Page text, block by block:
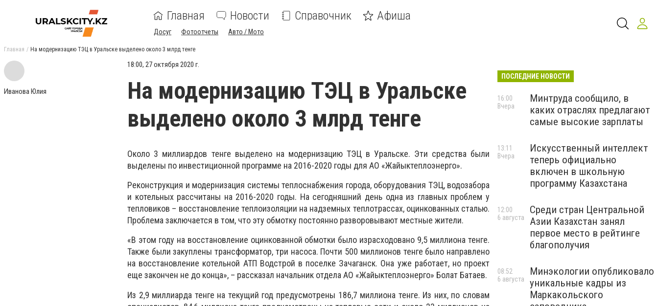
Главная Новости Справочник Афиша
Досуг Фотоотчеты Авто / Мото
Главная На модернизацию ТЭЦ в Уральске выделено около 3 млрд тенге
Иванова Юлия
18:00, 27 октября 2020 г.
На модернизацию ТЭЦ в Уральске
выделено около 3 млрд тенге
Около 3 миллиардов тенге выделено на модернизацию ТЭЦ в Уральске. Эти средства были
выделены по инвестиционной программе на 2016-2020 годы для АО «Жайыктеплоэнерго».
Реконструкция и модернизация системы теплоснабжения города, оборудования ТЭЦ, водозабора
и котельных рассчитаны на 2016-2020 годы. На сегодняшний день одна из главных проблем у
тепловиков – восстановление теплоизоляции на надземных теплотрассах, оцинкованных сталью.
Проблема заключается в том, что эту обмотку постоянно разворовывают местные жители.
«В этом году на восстановление оцинкованной обмотки было израсходовано 9,5 миллиона тенге.
Также были закуплены трансформатор, три насоса. Почти 500 миллионов тенге было направлено
на восстановление котельной АТП Водстрой в поселке Зачаганск. Она уже работает, но проект
еще закончен не до конца», – рассказал начальник отдела АО «Жайыктеплоэнерго» Болат Батаев.
Из 2,9 миллиарда тенге на текущий год предусмотрены 186,7 миллиона тенге. Из них, по словам
ПОСЛЕДНИЕ НОВОСТИ
Минтруда сообщило, в
каких отраслях предлагают
самые высокие зарплаты
16:00
Вчера
Искусственный интеллект
теперь официально
включен в школьную
программу Казахстана
13:11
Вчера
Среди стран Центральной
Азии Казахстан занял
первое место в рейтинге
благополучия
12:00
6 августа
Минэкологии опубликовало
уникальные кадры из
Маркакольского
08:52
6 августа